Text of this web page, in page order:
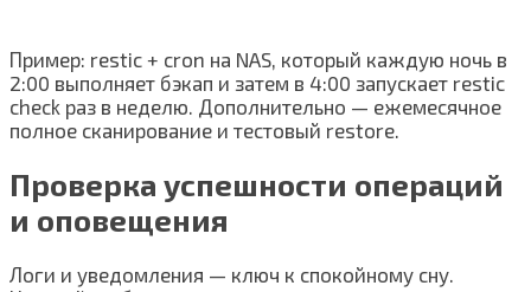
Пример: restic + cron на NAS, который каждую ночь в
2:00 выполняет бэкап и затем в 4:00 запускает restic
check раз в неделю. Дополнительно — ежемесячное
полное сканирование и тестовый restore.
Проверка успешности операций
и оповещения
Логи и уведомления — ключ к спокойному сну.